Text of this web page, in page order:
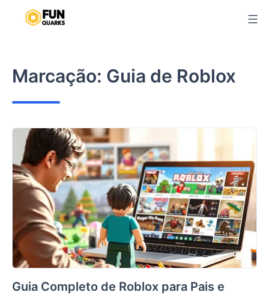
Marcação: Guia de Roblox
Guia Completo de Roblox para Pais e